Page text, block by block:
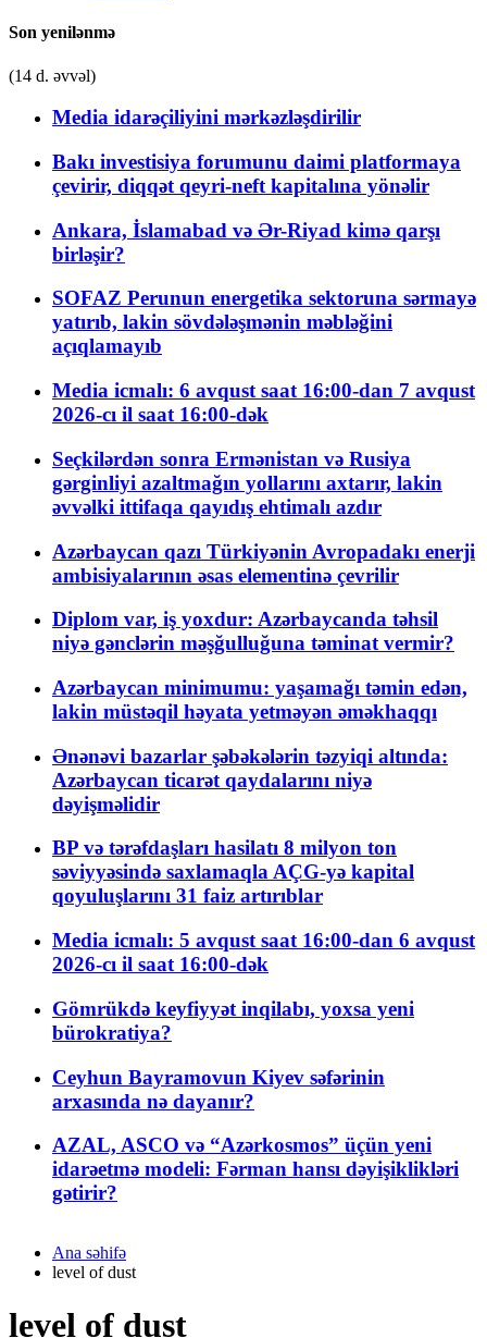
Son yenilənmə
(14 d. əvvəl)
Media idarəçiliyini mərkəzləşdirilir
Bakı investisiya forumunu daimi platformaya
çevirir, diqqət qeyri-neft kapitalına yönəlir
Ankara, İslamabad və Ər-Riyad kimə qarşı
birləşir?
SOFAZ Perunun energetika sektoruna sərmayə
yatırıb, lakin sövdələşmənin məbləğini
açıqlamayıb
Media icmalı: 6 avqust saat 16:00-dan 7 avqust
2026-cı il saat 16:00-dək
Seçkilərdən sonra Ermənistan və Rusiya
gərginliyi azaltmağın yollarını axtarır, lakin
əvvəlki ittifaqa qayıdış ehtimalı azdır
Azərbaycan qazı Türkiyənin Avropadakı enerji
ambisiyalarının əsas elementinə çevrilir
Diplom var, iş yoxdur: Azərbaycanda təhsil
niyə gənclərin məşğulluğuna təminat vermir?
Azərbaycan minimumu: yaşamağı təmin edən,
lakin müstəqil həyata yetməyən əməkhaqqı
Ənənəvi bazarlar şəbəkələrin təzyiqi altında:
Azərbaycan ticarət qaydalarını niyə
dəyişməlidir
BP və tərəfdaşları hasilatı 8 milyon ton
səviyyəsində saxlamaqla AÇG-yə kapital
qoyuluşlarını 31 faiz artırıblar
Media icmalı: 5 avqust saat 16:00-dan 6 avqust
2026-cı il saat 16:00-dək
Gömrükdə keyfiyyət inqilabı, yoxsa yeni
bürokratiya?
Ceyhun Bayramovun Kiyev səfərinin
arxasında nə dayanır?
AZAL, ASCO və “Azərkosmos” üçün yeni
idarəetmə modeli: Fərman hansı dəyişiklikləri
gətirir?
Ana səhifə
level of dust
level of dust